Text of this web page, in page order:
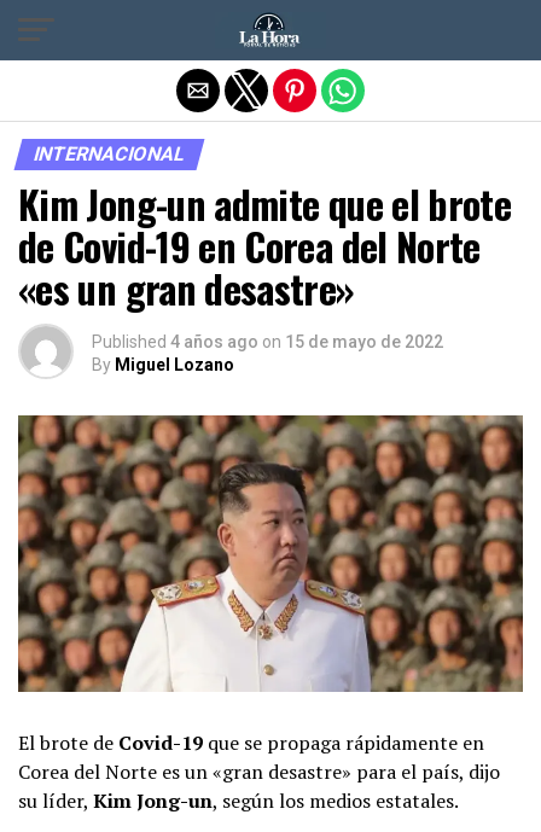
INTERNACIONAL
Kim Jong-un admite que el brote
de Covid-19 en Corea del Norte
«es un gran desastre»
Published 4 años ago on 15 de mayo de 2022
By Miguel Lozano
El brote de Covid-19 que se propaga rápidamente en
Corea del Norte es un «gran desastre» para el país, dijo
su líder, Kim Jong-un, según los medios estatales.
Salir de la versión móvil